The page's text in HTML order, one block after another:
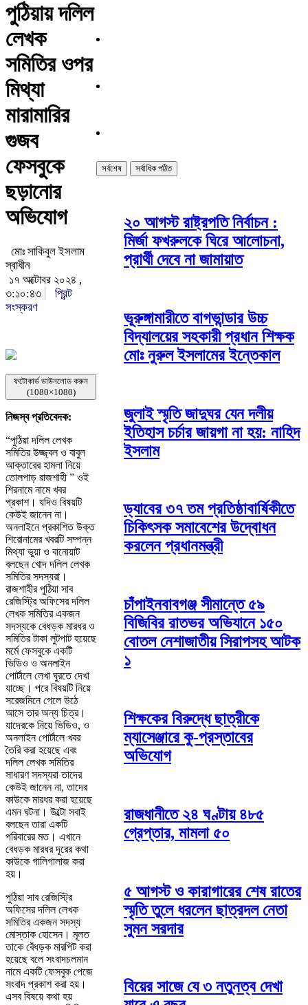
পুঠিয়ায় দলিল
লেখক
সমিতির ওপর
মিথ্যা
মারামারির
গুজব
ফেসবুকে
ছড়ানোর
অভিযোগ
মোঃ সাকিবুল ইসলাম
স্বাধীন
১৭ অক্টোবর ২০২৪ ,
৩:১০:৪৩
প্রিন্ট
সংস্করণ
ফটোকার্ড ডাউনলোড করুন
(1080×1080)
নিজস্ব প্রতিবেদক:
“পুঠিয়া দলিল লেখক
সমিতির উজ্জ্বল ও বাবুল
আক্তারের হামলা নিয়ে
তোলপাড় রাজশাহী ” ওই
শিরনামে নামে খবর
প্রকাশ। যদিও বিষয়টি
কেউই জানেন না।
অনলাইনে প্রকাশিত উক্ত
শিরোনামের খবরটি সম্পন্ন
মিথ্যা ভুয়া ও বানোয়াট
বলছেন খোদ দলিল লেখক
সমিতির সদস্যরা।
রাজশাহীর পুঠিয়া সাব
রেজিস্ট্রি অফিসের দলিল
লেখক সমিতির একজন
সদস্যকে বেধড়ক মারধর ও
সমিতির টাকা লুটপাট হয়েছে
মর্মে ফেসবুকে একটি
ভিডিও ও অনলাইন
পোর্টালে লেখা ঘুরতে দেখা
যাচ্ছে। পরে বিষয়টি নিয়ে
সরেজমিনে গেলে উঠে
আসে তার অন্য চিত্র।
যাদেরকে নিয়ে ভিডিও, ও
অনলাইন পোর্টালে খবর
তৈরি করা হয়েছে এবং
দলিল লেখক সমিতির
সাধারণ সদস্যরা তাদের
কেউই জানেন না, তাদের
কাউকে মারধর করা হয়েছে
এমন ঘটনা। উল্টো সবাই
বলছেন তারা একটি
পরিবারের মত। এখানে
বেধড়ক মারধর দূরের কথা
কাউকে গালিগালাজ করা
হয়।
পুঠিয়া সাব রেজিস্ট্রি
অফিসের দলিল লেখক
সমিতির একজন সদস্য
মোস্তাক হোসেন। মূলত
তাকে বেঁধড়ক মারপিট করা
হয়েছে বলে সংবাদচলমান
নামে একটি ফেসবুক পেজে
সংবাদ প্রকাশ করা হয়।
এসব বিষয়ে কথা হয়
সর্বশেষ সর্বাধিক পঠিত
২০ আগস্ট রাষ্ট্রপতি নির্বাচন :
মির্জা ফখরুলকে ঘিরে আলোচনা,
প্রার্থী দেবে না জামায়াত
ভূরুঙ্গামারীতে বাগভান্ডার উচ্চ
বিদ্যালয়ের সহকারী প্রধান শিক্ষক
মোঃ নুরুল ইসলামের ইন্তেকাল
জুলাই স্মৃতি জাদুঘর যেন দলীয়
ইতিহাস চর্চার জায়গা না হয়: নাহিদ
ইসলাম
ড্যাবের ৩৭ তম প্রতিষ্ঠাবার্ষিকীতে
চিকিৎসক সমাবেশের উদ্বোধন
করলেন প্রধানমন্ত্রী
চাঁপাইনবাবগঞ্জ সীমান্তে ৫৯
বিজিবির রাতভর অভিযানে ১৫০
বোতল নেশাজাতীয় সিরাপসহ আটক
১
শিক্ষকের বিরুদ্ধে ছাত্রীকে
ম্যাসেঞ্জারে কু-প্রস্তাবের
অভিযোগ
রাজধানীতে ২৪ ঘণ্টায় ৪৮৫
গ্রেপ্তার, মামলা ৫০
৫ আগস্ট ও কারাগারের শেষ রাতের
স্মৃতি তুলে ধরলেন ছাত্রদল নেতা
সুমন সরদার
বিয়ের সাজে যে ৩ নতুনত্ব দেখা